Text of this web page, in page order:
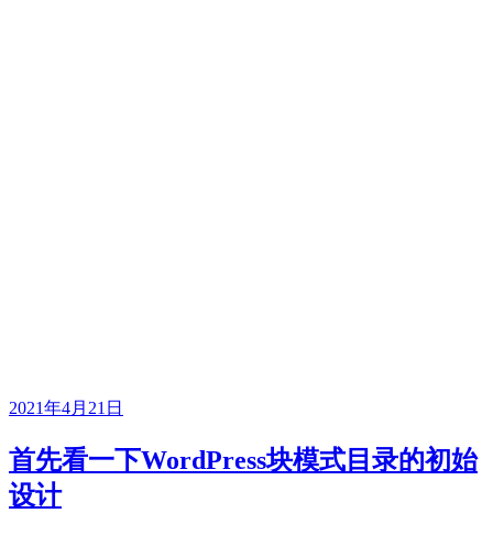
2021年4月21日
首先看一下WordPress块模式目录的初始
设计